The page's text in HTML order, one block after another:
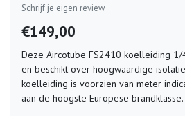
Schrijf je eigen review
€149,00
Deze Aircotube FS2410 koelleiding
en beschikt over hoogwaardige
koelleiding is voorzien van meter
aan de hoogste Europese brandklasse.